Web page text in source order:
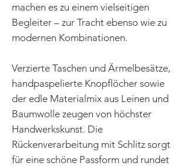
machen es zu einem vielseitigen
Begleiter – zur Tracht ebenso wie zu
modernen Kombinationen.
Verzierte Taschen und Ärmelbesätze,
handpaspelierte Knopflöcher sowie
der edle Materialmix aus Leinen und
Baumwolle zeugen von höchster
Handwerkskunst. Die
Rückenverarbeitung mit Schlitz sorgt
für eine schöne Passform und rundet